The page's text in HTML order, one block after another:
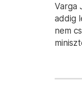
Varga
addig
nem